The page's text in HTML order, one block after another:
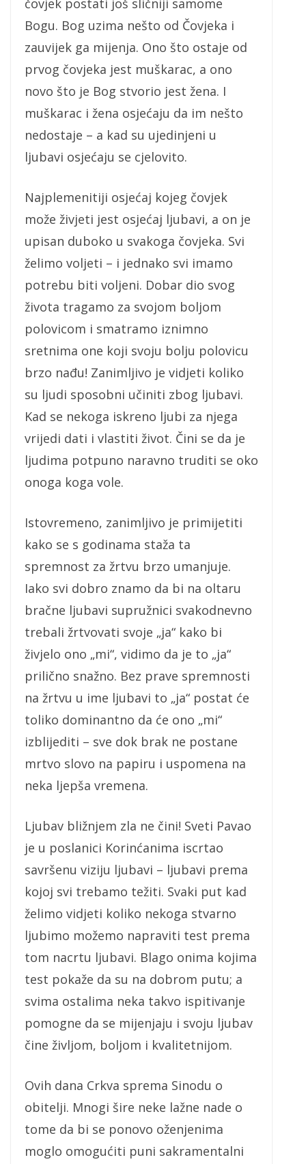
čovjek postati još sličniji samome
Bogu. Bog uzima nešto od Čovjeka i
zauvijek ga mijenja. Ono što ostaje od
prvog čovjeka jest muškarac, a ono
novo što je Bog stvorio jest žena. I
muškarac i žena osjećaju da im nešto
nedostaje – a kad su ujedinjeni u
ljubavi osjećaju se cjelovito.
Najplemenitiji osjećaj kojeg čovjek
može živjeti jest osjećaj ljubavi, a on je
upisan duboko u svakoga čovjeka. Svi
želimo voljeti – i jednako svi imamo
potrebu biti voljeni. Dobar dio svog
života tragamo za svojom boljom
polovicom i smatramo iznimno
sretnima one koji svoju bolju polovicu
brzo nađu! Zanimljivo je vidjeti koliko
su ljudi sposobni učiniti zbog ljubavi.
Kad se nekoga iskreno ljubi za njega
vrijedi dati i vlastiti život. Čini se da je
ljudima potpuno naravno truditi se oko
onoga koga vole.
Istovremeno, zanimljivo je primijetiti
kako se s godinama staža ta
spremnost za žrtvu brzo umanjuje.
Iako svi dobro znamo da bi na oltaru
bračne ljubavi supružnici svakodnevno
trebali žrtvovati svoje „ja“ kako bi
živjelo ono „mi“, vidimo da je to „ja“
prilično snažno. Bez prave spremnosti
na žrtvu u ime ljubavi to „ja“ postat će
toliko dominantno da će ono „mi“
izblijediti – sve dok brak ne postane
mrtvo slovo na papiru i uspomena na
neka ljepša vremena.
Ljubav bližnjem zla ne čini! Sveti Pavao
je u poslanici Korinćanima iscrtao
savršenu viziju ljubavi – ljubavi prema
kojoj svi trebamo težiti. Svaki put kad
želimo vidjeti koliko nekoga stvarno
ljubimo možemo napraviti test prema
tom nacrtu ljubavi. Blago onima kojima
test pokaže da su na dobrom putu; a
svima ostalima neka takvo ispitivanje
pomogne da se mijenjaju i svoju ljubav
čine življom, boljom i kvalitetnijom.
Ovih dana Crkva sprema Sinodu o
obitelji. Mnogi šire neke lažne nade o
tome da bi se ponovo oženjenima
moglo omogućiti puni sakramentalni